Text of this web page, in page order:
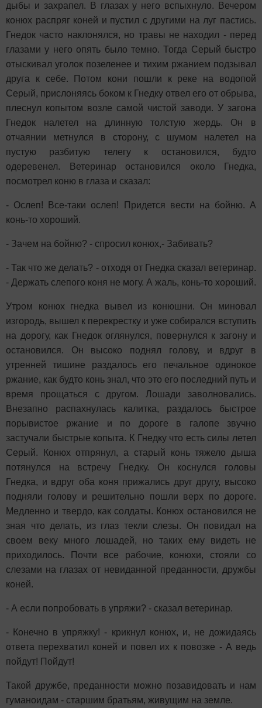
дыбы и захрапел. В глазах у него вспыхнуло. Вечером
конюх распряг коней и пустил с другими на луг пастись.
Гнедок часто наклонялся, но травы не находил - перед
глазами у него опять было темно. Тогда Серый быстро
отыскивал уголок позеленее и тихим ржанием подзывал
друга к себе. Потом кони пошли к реке на водопой
Серый, прислоняясь боком к Гнедку отвел его от обрыва,
плеснул копытом возле самой чистой заводи. У загона
Гнедок налетел на длинную толстую жердь. Он в
отчаянии метнулся в сторону, с шумом налетел на
пустую разбитую телегу к остановился, будто
одеревенел. Ветеринар остановился около Гнедка,
посмотрел коню в глаза и сказал:
- Ослеп! Все-таки ослеп! Придется вести на бойню. А
конь-то хороший.
- Зачем на бойню? - спросил конюх,- Забивать?
- Так что же делать? - отходя от Гнедка сказал ветеринар.
- Держать слепого коня не могу. А жаль, конь-то хороший.
Утром конюх гнедка вывел из конюшни. Он миновал
изгородь, вышел к перекрестку и уже собирался вступить
на дорогу, как Гнедок оглянулся, повернулся к загону и
остановился. Он высоко поднял голову, и вдруг в
утренней тишине раздалось его печальное одинокое
ржание, как будто конь знал, что это его последний путь и
время прощаться с другом. Лошади заволновались.
Внезапно распахнулась калитка, раздалось быстрое
порывистое ржание и по дороге в галопе звучно
застучали быстрые копыта. К Гнедку что есть силы летел
Серый. Конюх отпрянул, а старый конь тяжело дыша
потянулся на встречу Гнедку. Он коснулся головы
Гнедка, и вдруг оба коня прижались друг другу, высоко
подняли голову и решительно пошли верх по дороге.
Медленно и твердо, как солдаты. Конюх остановился не
зная что делать, из глаз текли слезы. Он повидал на
своем веку много лошадей, но таких ему видеть не
приходилось. Почти все рабочие, конюхи, стояли со
слезами на глазах от невиданной преданности, дружбы
коней.
- А если попробовать в упряжи? - сказал ветеринар.
- Конечно в упряжку! - крикнул конюх, и, не дожидаясь
ответа перехватил коней и повел их к повозке - А ведь
пойдут! Пойдут!
Такой дружбе, преданности можно позавидовать и нам
гуманоидам - старшим братьям, живущим на земле.